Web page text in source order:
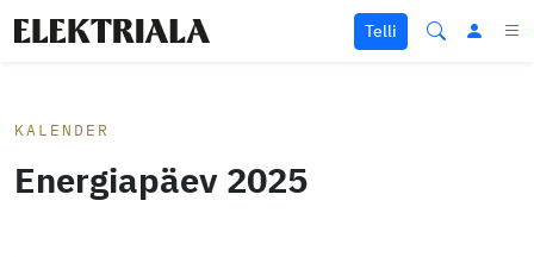
Liigu sisu juurde
Telli
KALENDER
Energiapäev 2025